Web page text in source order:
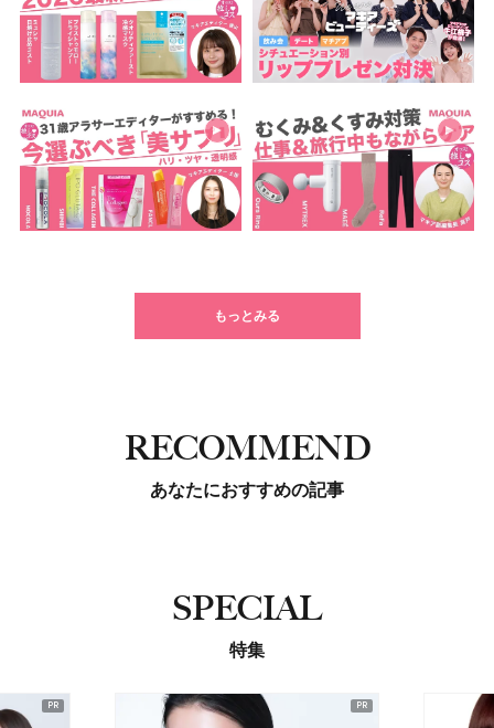
もっとみる
RECOMMEND
あなたにおすすめの記事
SPECIAL
特集